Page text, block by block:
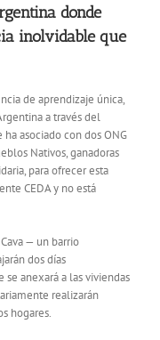
donde
inolvidable que
de aprendizaje única,
a través del
asociado con dos ONG
Nativos, ganadoras
para ofrecer esta
CEDA y no está
— un barrio
dos días
anexará a las viviendas
realizarán
hogares.